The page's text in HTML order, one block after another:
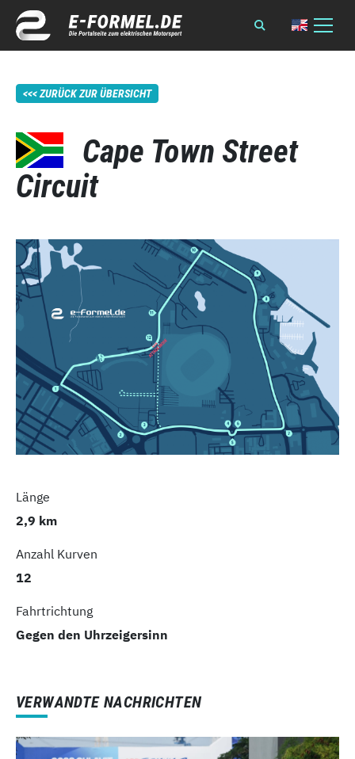
ZURÜCK ZUR ÜBERSICHT
Cape Town Street
Circuit
Länge
2,9 km
Anzahl Kurven
12
Fahrtrichtung
Gegen den Uhrzeigersinn
VERWANDTE NACHRICHTEN